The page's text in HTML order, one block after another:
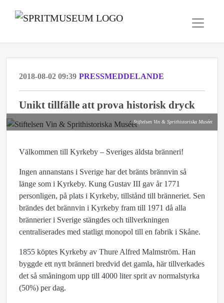
2018-08-02 09:39 PRESSMEDDELANDE
Unikt tillfälle att prova historisk dryck
Stiftelsen Vin & Sprithistoriska Muséet
Välkommen till Kyrkeby – Sveriges äldsta bränneri!
Ingen annanstans i Sverige har det bränts brännvin så
länge som i Kyrkeby. Kung Gustav III gav år 1771
personligen, på plats i Kyrkeby, tillstånd till bränneriet. Sen
brändes det brännvin i Kyrkeby fram till 1971 då alla
brännerier i Sverige stängdes och tillverkningen
centraliserades med statligt monopol till en fabrik i Skåne.
1855 köptes Kyrkeby av Thure Alfred Malmström. Han
byggde ett nytt bränneri bredvid det gamla, här tillverkades
det så småningom upp till 4000 liter sprit av normalstyrka
(50%) per dag.